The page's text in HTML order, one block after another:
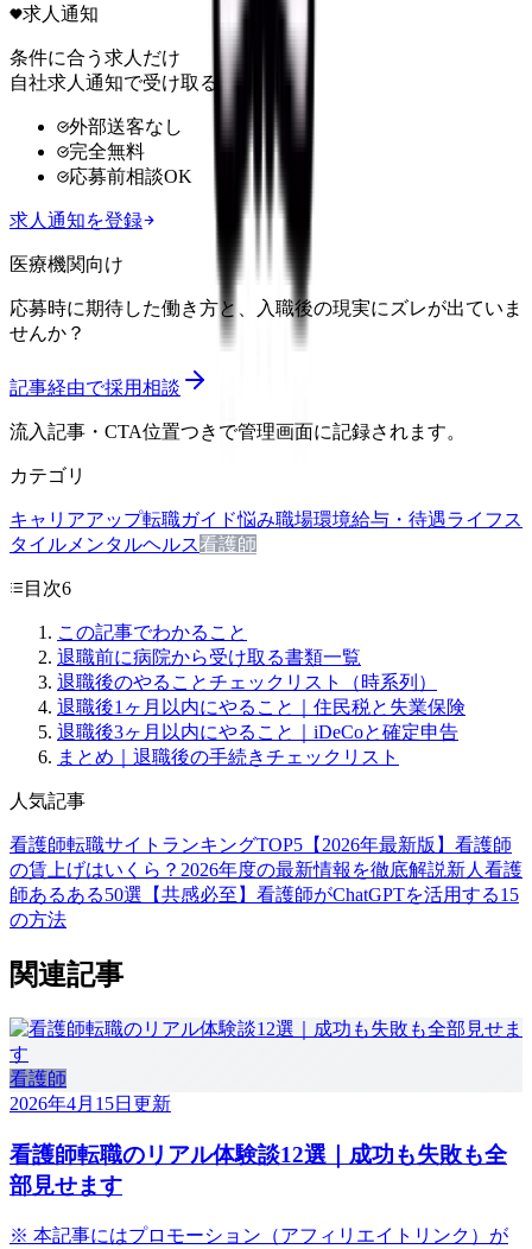
求人通知
条件に合う求人だけ
自社求人通知で受け取る
外部送客なし
完全無料
応募前相談OK
求人通知を登録
医療機関向け
応募時に期待した働き方と、入職後の現実にズレが出ていま
せんか？
記事経由で採用相談
流入記事・CTA位置つきで管理画面に記録されます。
カテゴリ
キャリアアップ転職ガイド悩み職場環境給与・待遇ライフス
タイル メンタルヘルス看護師
目次6
この記事でわかること
退職前に病院から受け取る書類一覧
退職後のやることチェックリスト（時系列）
退職後1ヶ月以内にやること｜住民税と失業保険
退職後3ヶ月以内にやること｜iDeCoと確定申告
まとめ｜退職後の手続きチェックリスト
人気記事
看護師転職サイトランキングTOP5【2026年最新版】 看護師
の賃上げはいくら？2026年度の最新情報を徹底解説新人看護
師あるある50選【共感必至】 看護師がChatGPTを活用する15
の方法
関連記事
看護師
2026年4月15日 更新
看護師転職のリアル体験談12選｜成功も失敗も全
部見せます
※ 本記事にはプロモーション（アフィリエイトリンク）が